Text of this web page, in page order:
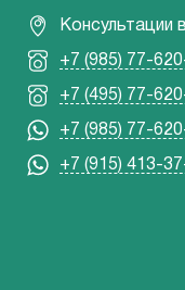
Консультации
+7 (985) 77-
+7 (495) 77-
+7 (985) 77-
+7 (915) 413-